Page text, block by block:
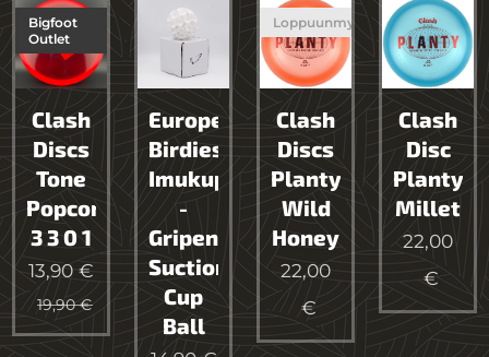
Clash
Discs
Tone
Popcorn
3 3 0 1
Bigfoot
Outlet
13,90 €
19,90€
European
Birdies
Imukuppipallo
-
Gripen
Suction
Cup
Ball
Clash
Discs
Planty
Wild
Honey
Loppuunmyyty
22,00
€
Clash
Disc
Planty
Millet
22,00
€